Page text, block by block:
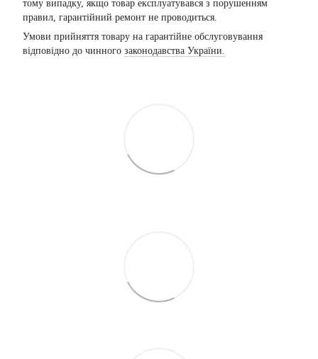
тому випадку, якщо товар експлуатувався з порушенням
правил, гарантійний ремонт не проводиться.
Умови прийняття товару на гарантійне обслуговування
відповідно до чинного законодавства України.